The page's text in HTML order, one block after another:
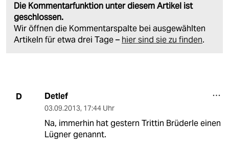
Die Kommentarfunktion unter diesem Artikel ist
geschlossen.
Wir öffnen die Kommentarspalte bei ausgewählten
Artikeln für etwa drei Tage – hier sind sie zu finden.
D Detlef
03.09.2013, 17:44 Uhr
Na, immerhin hat gestern Trittin Brüderle einen
Lügner genannt.